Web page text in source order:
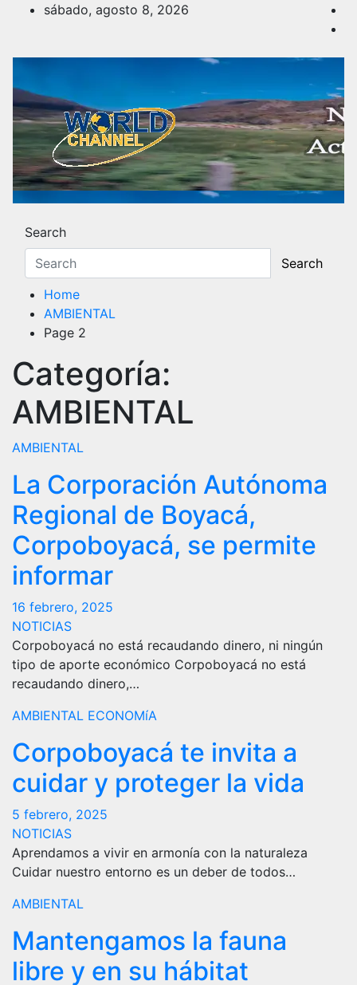
sábado, agosto 8, 2026
Noticias y Actualidad
Search
Search
Home
AMBIENTAL
Page 2
Categoría:
AMBIENTAL
AMBIENTAL
La Corporación Autónoma
Regional de Boyacá,
Corpoboyacá, se permite
informar
16 febrero, 2025
NOTICIAS
Corpoboyacá no está recaudando dinero, ni ningún
tipo de aporte económico Corpoboyacá no está
recaudando dinero,…
AMBIENTAL ECONOMíA
Corpoboyacá te invita a
cuidar y proteger la vida
5 febrero, 2025
NOTICIAS
Aprendamos a vivir en armonía con la naturaleza
Cuidar nuestro entorno es un deber de todos…
AMBIENTAL
Mantengamos la fauna
libre y en su hábitat